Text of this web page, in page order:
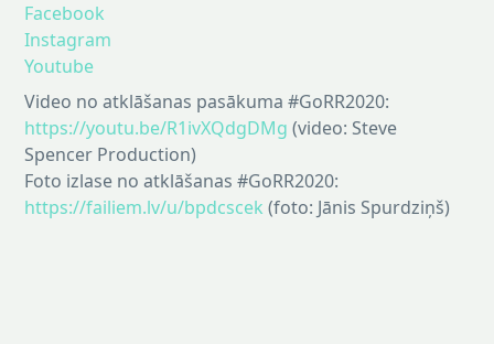
Facebook
Instagram
Youtube
Video no atklāšanas pasākuma #GoRR2020:
https://youtu.be/R1ivXQdgDMg (video: Steve
Spencer Production)
Foto izlase no atklāšanas #GoRR2020:
https://failiem.lv/u/bpdcscek (foto: Jānis Spurdziņš)